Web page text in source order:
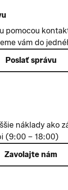
pomocou
vám do
Poslať správu
náklady ako
(9:00 – 18:00)
Zavolajte nám